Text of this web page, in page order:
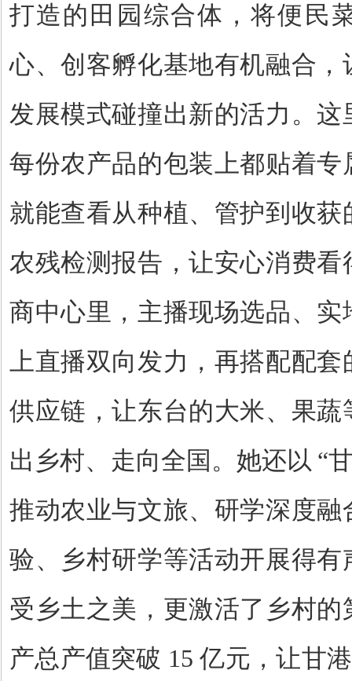
打造的田园综合体，将便民
心、创客孵化基地有机融合
发展模式碰撞出新的活力。
每份农产品的包装上都贴着
就能查看从种植、管护到收
农残检测报告，让安心消费
商中心里，主播现场选品、
上直播双向发力，再搭配配
供应链，让东台的大米、果
出乡村、走向全国。她还以 “
推动农业与文旅、研学深度
验、乡村研学等活动开展得
受乡土之美，更激活了乡村
产总产值突破 15亿元，让甘